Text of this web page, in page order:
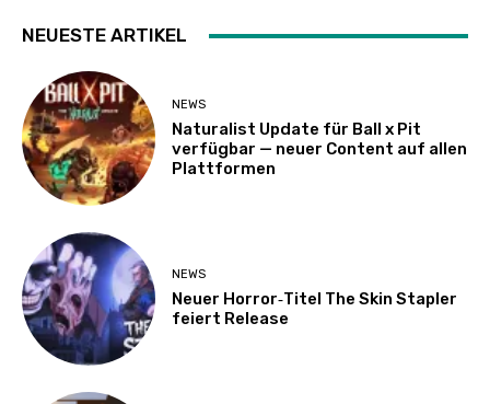
NEUESTE ARTIKEL
NEWS
Naturalist Update für Ball x Pit
verfügbar — neuer Content auf allen
Plattformen
NEWS
Neuer Horror‑Titel The Skin Stapler
feiert Release